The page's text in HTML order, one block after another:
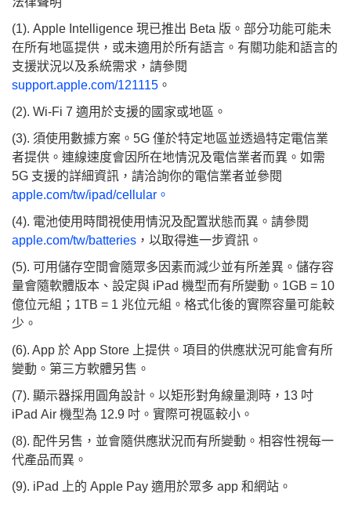
(1). Apple Intelligence 現已推出 Beta 版。部分功能可能未
在所有地區提供，或未適用於所有語言。有關功能和語言的
支援狀況以及系統需求，請參閱
support.apple.com/121115 。
(2). Wi‑Fi 7 適用於支援的國家或地區。
(3). 須使用數據方案。5G 僅於特定地區並透過特定電信業
者提供。連線速度會因所在地情況及電信業者而異。如需
5G 支援的詳細資訊，請洽詢你的電信業者並參閱
apple.com/tw/ipad/cellular。
(4). 電池使用時間視使用情況及配置狀態而異。請參閱
apple.com/tw/batteries ，以取得進一步資訊。
(5). 可用儲存空間會隨眾多因素而減少並有所差異。儲存容
量會隨軟體版本、設定與 iPad 機型而有所變動。1GB = 10
億位元組；1TB = 1 兆位元組。格式化後的實際容量可能較
少。
(6). App 於 App Store 上提供。項目的供應狀況可能會有所
變動。第三方軟體另售。
(7). 顯示器採用圓角設計。以矩形對角線量測時，13 吋
iPad Air 機型為 12.9 吋。實際可視區較小。
(8). 配件另售，並會隨供應狀況而有所變動。相容性視每一
代產品而異。
(9). iPad 上的 Apple Pay 適用於眾多 app 和網站。